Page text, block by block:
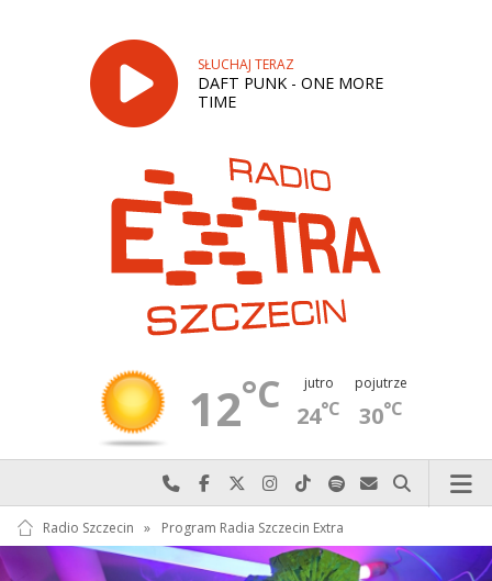
SŁUCHAJ TERAZ
DAFT PUNK - ONE MORE
TIME
12°C jutro
24°C
pojutrze
30°C
Najlepiej po prostu do nas zadzwoń
Odwiedź nas na Facebook-u
Odwiedź nas na X
Odwiedź nas na Instagram-ie
Odwiedź nas na TikTok-u
Szukaj nas na Spotify
Wyślij do nas
Szukaj
Radio Szczecin » Program Radia Szczecin Extra